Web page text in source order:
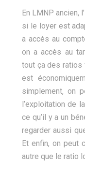
En LMNP ancien,
si le loyer est
a accès au
on a accès au
tout ça des ratios
est
simplement, on
l’exploitation de
ce qu’il y a un
regarder aussi
Et enfin, on peut
autre que le ratio